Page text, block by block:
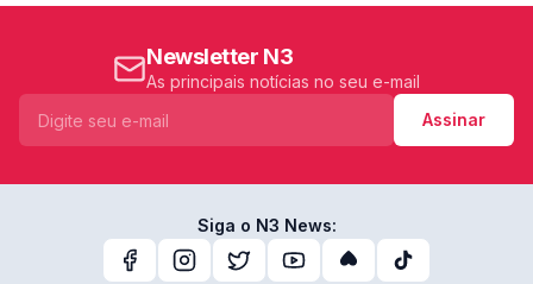
Newsletter N3
As principais notícias no seu e-mail
Assinar
Siga o N3 News: